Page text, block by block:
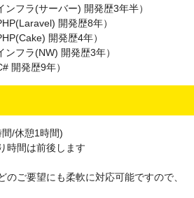
フラ(サーバー) 開発歴3年半）
開発歴8年）
開発歴4年）
フラ(NW) 開発歴3年）
開発歴9年）
/休憩1時間)
時間は前後します
ご要望にも柔軟に対応可能ですので、